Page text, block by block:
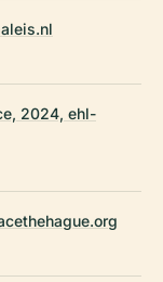
2024, ehl-